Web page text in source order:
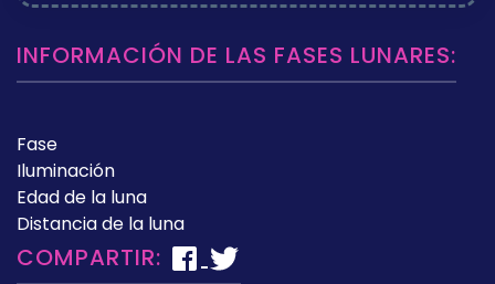
INFORMACIÓN DE LAS FASES LUNARES:
Fase
Iluminación
Edad de la luna
Distancia de la luna
COMPARTIR: